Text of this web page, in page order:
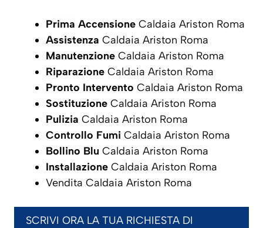
Prima Accensione Caldaia Ariston Roma
Assistenza Caldaia Ariston Roma
Manutenzione Caldaia Ariston Roma
Riparazione Caldaia Ariston Roma
Pronto Intervento Caldaia Ariston Roma
Sostituzione Caldaia Ariston Roma
Pulizia Caldaia Ariston Roma
Controllo Fumi Caldaia Ariston Roma
Bollino Blu Caldaia Ariston Roma
Installazione Caldaia Ariston Roma
Vendita Caldaia Ariston Roma
SCRIVI ORA LA TUA RICHIESTA DI